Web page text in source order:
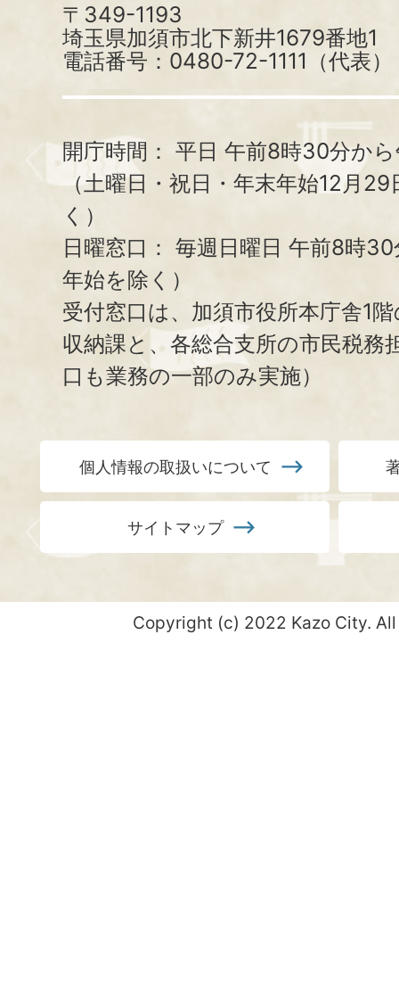
〒349-1193
埼玉県加須市北下新井1679番地1
電話番号：0480-72-1111（代表）
開庁時間： 平日 午前8時30分か
（土曜日・祝日・年末年始12月
く）
日曜窓口： 毎週日曜日 午前8時
年始を除く）
受付窓口は、加須市役所本庁舎1
収納課と、 各総合支所の市民税務
口も業務の一部のみ実施）
個人情報の取扱いについて
サイトマップ
Copyright (c) 2022 Kazo City.